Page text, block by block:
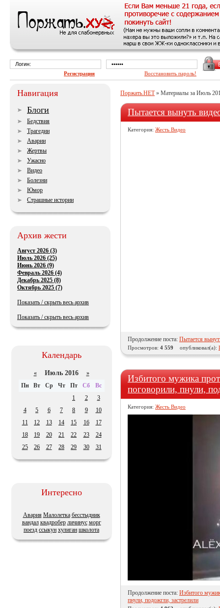
Поржать.НЕТ» Материалы за Июль
Пытается вынуть
Категория: Жесть Видео
Продолжение поста: Пытается
Просмотров: 4 559 опубликовал(а):
Избитого мужика
поговорили, пнули,
Категория: Жесть Видео
Продолжение поста: Избитого
пнули, подожгли, застрелили
Навигация
Блоги
Бедствия
Трагедии
Аварии
Жертвы
Ужасно
Видео
Болезни
Юмор
Страшные истории
Архив жести
Август 2026 (3)
Июль 2026 (25)
Июнь 2026 (9)
Февраль 2026 (4)
Декабрь 2025 (8)
Октябрь 2025 (7)
Показать / скрыть весь архив
Показать / скрыть весь архив
Календарь
«Июль 2016 »
Пн
Вт Ср Чт Пт Сб
Вс
1
2
3
4
5 6 7 8 9
10
11
12 13 14 15 16
17
18
19 20 21 22 23
24
25
26 27 28 29 30 31
Интересно
Авария Малолетка бесстыдник
вандал квадробер личинус морг
поезд ссыкун хулиган школота
Регистрация Восстановить пароль!